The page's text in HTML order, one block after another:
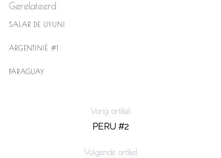
Gerelateerd
SALAR DE UYUNI
ARGENTINIË #1
PARAGUAY
Vorig artikel
PERU #2
Volgende artikel